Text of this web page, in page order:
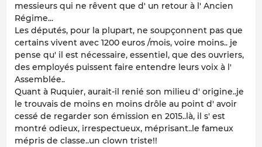
messieurs qui ne rêvent que d' un retour à l' Ancien
Régime...
Les députés, pour la plupart, ne soupçonnent pas que
certains vivent avec 1200 euros /mois, voire moins.. je
pense qu' il est nécessaire, essentiel, que des ouvriers,
des employés puissent faire entendre leurs voix à l'
Assemblée..
Quant à Ruquier, aurait-il renié son milieu d' origine..je
le trouvais de moins en moins drôle au point d' avoir
cessé de regarder son émission en 2015..là, il s' est
montré odieux, irrespectueux, méprisant..le fameux
mépris de classe..un clown triste!!